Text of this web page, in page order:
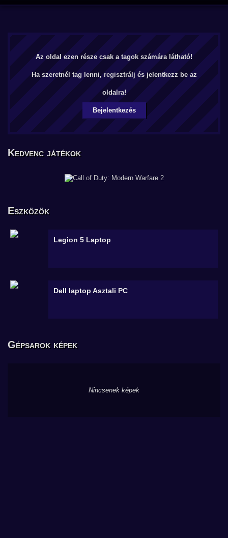
Az oldal ezen része csak a tagok számára látható!
Ha szeretnél tag lenni, regisztrálj és jelentkezz be az
oldalra!
Bejelentkezés
Kedvenc játékok
Eszközök
Legion 5 Laptop
Dell laptop Asztali PC
Gépsarok képek
Nincsenek képek